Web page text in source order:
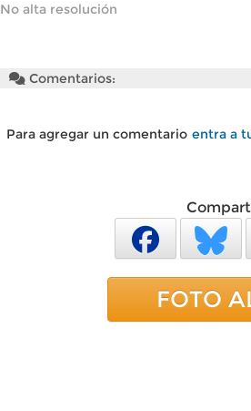
No alta resolución
Comentarios:
Para agregar un comentario entra a
FOTO